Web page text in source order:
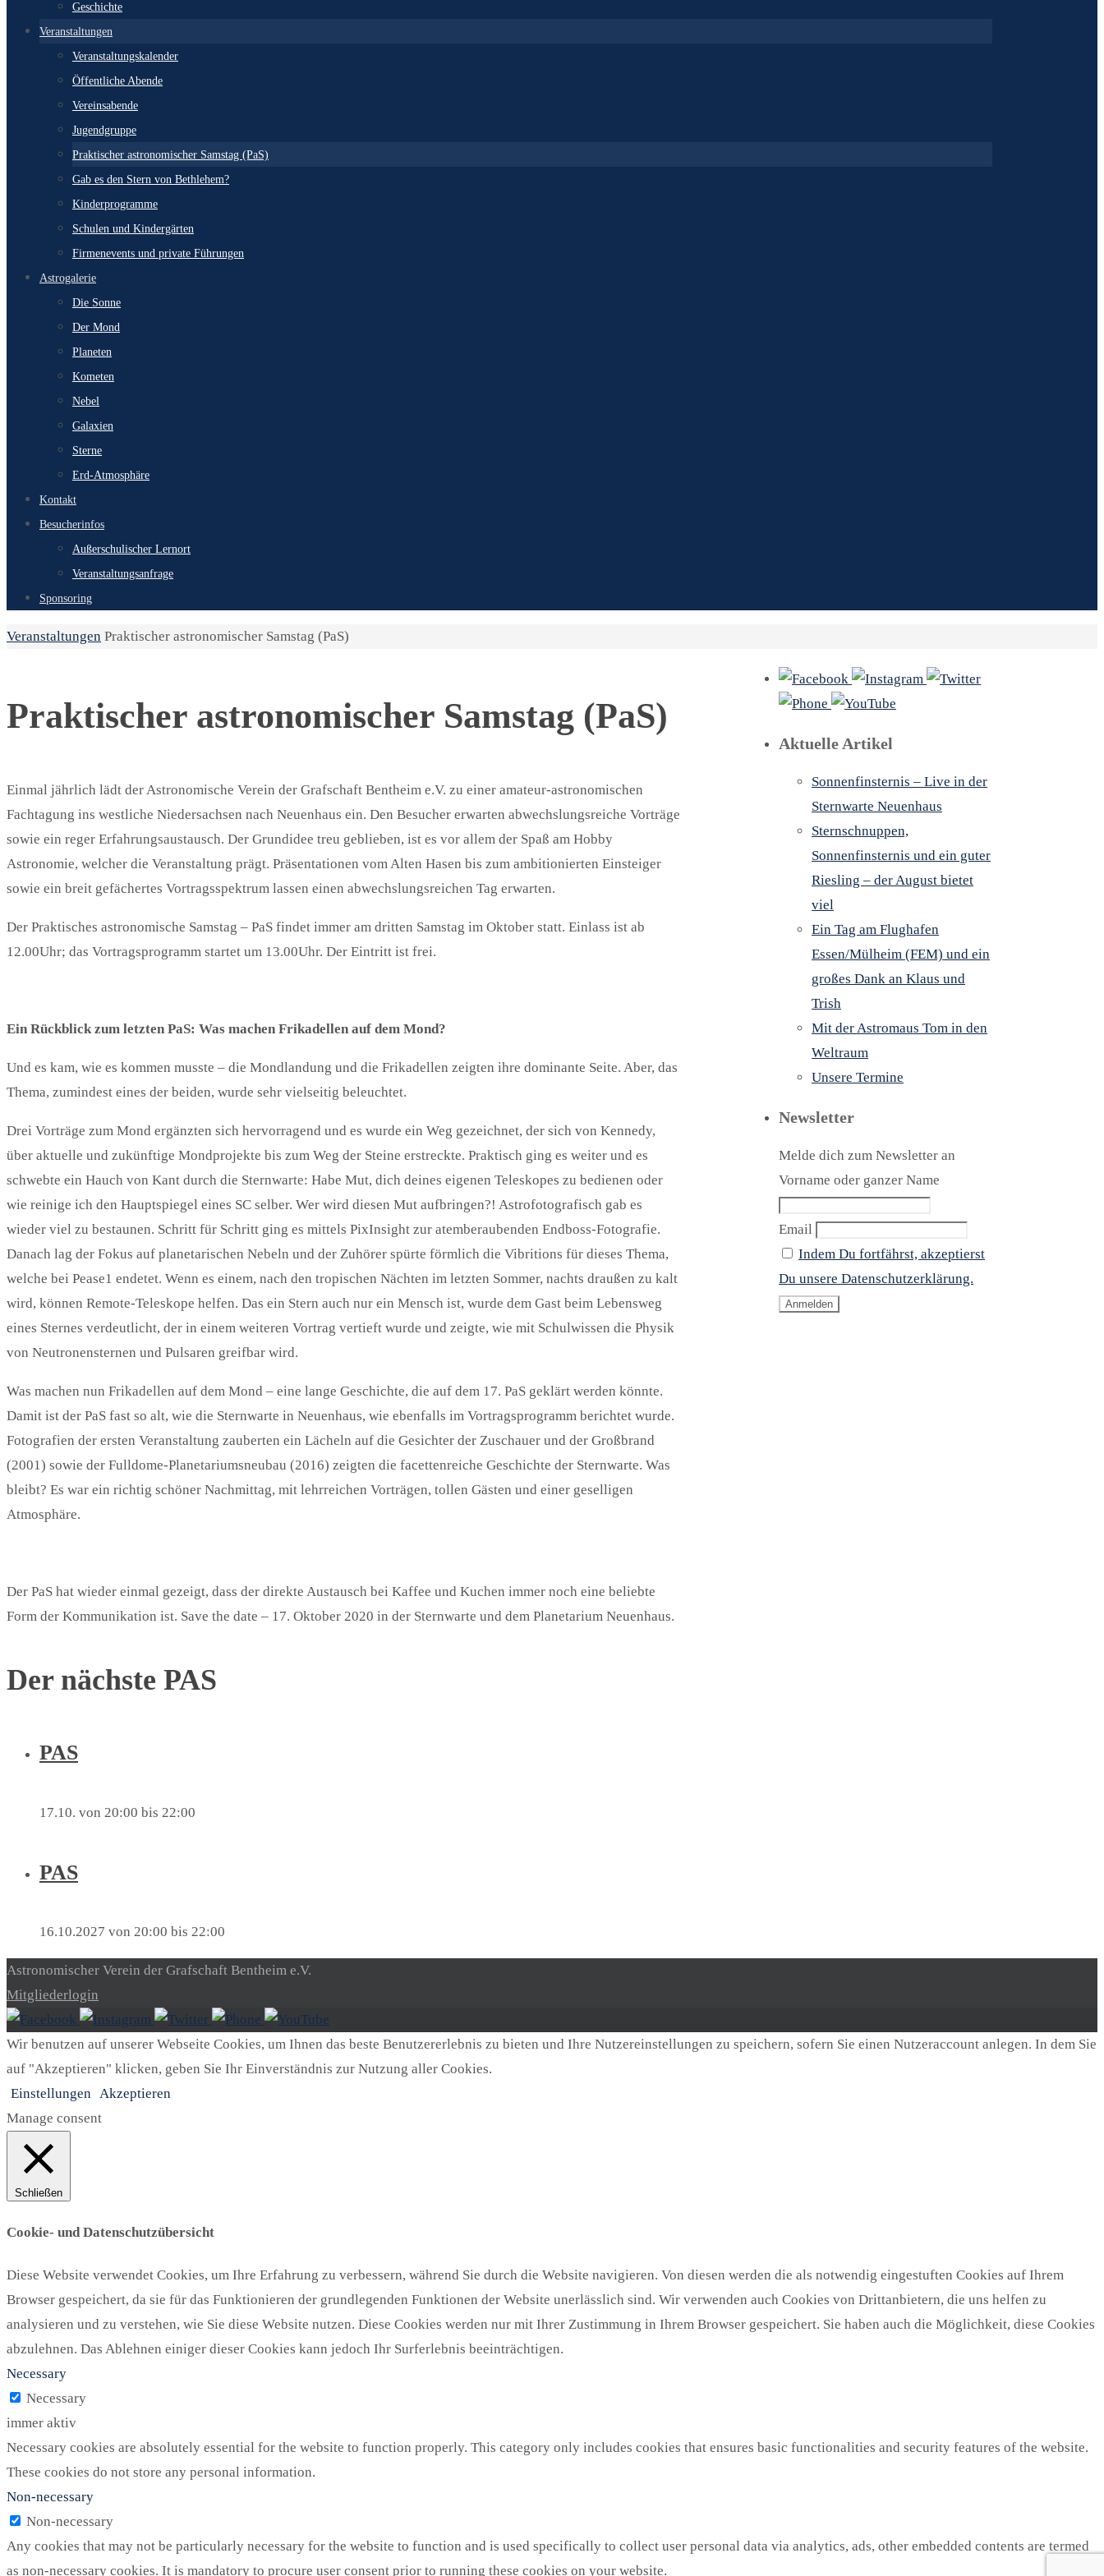
Geschichte
Veranstaltungen
Veranstaltungskalender
Öffentliche Abende
Vereinsabende
Jugendgruppe
Praktischer astronomischer Samstag (PaS)
Gab es den Stern von Bethlehem?
Kinderprogramme
Schulen und Kindergärten
Firmenevents und private Führungen
Astrogalerie
Die Sonne
Der Mond
Planeten
Kometen
Nebel
Galaxien
Sterne
Erd-Atmosphäre
Kontakt
Besucherinfos
Außerschulischer Lernort
Veranstaltungsanfrage
Sponsoring
Start
Veranstaltungen Praktischer astronomischer Samstag (PaS)
Praktischer astronomischer Samstag (PaS)
Einmal jährlich lädt der Astronomische Verein der Grafschaft Bentheim e.V. zu einer amateur-astronomischen
Fachtagung ins westliche Niedersachsen nach Neuenhaus ein. Den Besucher erwarten abwechslungsreiche Vorträge
sowie ein reger Erfahrungsaustausch. Der Grundidee treu geblieben, ist es vor allem der Spaß am Hobby
Astronomie, welcher die Veranstaltung prägt. Präsentationen vom Alten Hasen bis zum ambitionierten Einsteiger
sowie ein breit gefächertes Vortragsspektrum lassen einen abwechslungsreichen Tag erwarten.
Der Praktisches astronomische Samstag – PaS findet immer am dritten Samstag im Oktober statt. Einlass ist ab
12.00Uhr; das Vortragsprogramm startet um 13.00Uhr. Der Eintritt ist frei.
Ein Rückblick zum letzten PaS: Was machen Frikadellen auf dem Mond?
Und es kam, wie es kommen musste – die Mondlandung und die Frikadellen zeigten ihre dominante Seite. Aber, das
Thema, zumindest eines der beiden, wurde sehr vielseitig beleuchtet.
Drei Vorträge zum Mond ergänzten sich hervorragend und es wurde ein Weg gezeichnet, der sich von Kennedy,
über aktuelle und zukünftige Mondprojekte bis zum Weg der Steine erstreckte. Praktisch ging es weiter und es
schwebte ein Hauch von Kant durch die Sternwarte: Habe Mut, dich deines eigenen Teleskopes zu bedienen oder
wie reinige ich den Hauptspiegel eines SC selber. Wer wird diesen Mut aufbringen?! Astrofotografisch gab es
wieder viel zu bestaunen. Schritt für Schritt ging es mittels PixInsight zur atemberaubenden Endboss-Fotografie.
Danach lag der Fokus auf planetarischen Nebeln und der Zuhörer spürte förmlich die Vibritions für dieses Thema,
welche bei Pease1 endetet. Wenn es einem, nach den tropischen Nächten im letzten Sommer, nachts draußen zu kalt
wird, können Remote-Teleskope helfen. Das ein Stern auch nur ein Mensch ist, wurde dem Gast beim Lebensweg
eines Sternes verdeutlicht, der in einem weiteren Vortrag vertieft wurde und zeigte, wie mit Schulwissen die Physik
von Neutronensternen und Pulsaren greifbar wird.
Was machen nun Frikadellen auf dem Mond – eine lange Geschichte, die auf dem 17. PaS geklärt werden könnte.
Damit ist der PaS fast so alt, wie die Sternwarte in Neuenhaus, wie ebenfalls im Vortragsprogramm berichtet wurde.
Fotografien der ersten Veranstaltung zauberten ein Lächeln auf die Gesichter der Zuschauer und der Großbrand
(2001) sowie der Fulldome-Planetariumsneubau (2016) zeigten die facettenreiche Geschichte der Sternwarte. Was
bleibt? Es war ein richtig schöner Nachmittag, mit lehrreichen Vorträgen, tollen Gästen und einer geselligen
Atmosphäre.
Der PaS hat wieder einmal gezeigt, dass der direkte Austausch bei Kaffee und Kuchen immer noch eine beliebte
Form der Kommunikation ist. Save the date – 17. Oktober 2020 in der Sternwarte und dem Planetarium Neuenhaus.
Der nächste PAS
PAS
17.10. von 20:00 bis 22:00
PAS
16.10.2027 von 20:00 bis 22:00
Aktuelle Artikel
Sonnenfinsternis – Live in der
Sternwarte Neuenhaus
Sternschnuppen,
Sonnenfinsternis und ein guter
Riesling – der August bietet
viel
Ein Tag am Flughafen
Essen/Mülheim (FEM) und ein
großes Dank an Klaus und
Trish
Mit der Astromaus Tom in den
Weltraum
Unsere Termine
Newsletter
Melde dich zum Newsletter an
Vorname oder ganzer Name
Email
Indem Du fortfährst, akzeptierst
Du unsere Datenschutzerklärung.
Astronomischer Verein der Grafschaft Bentheim e.V.
Mitgliederlogin
Wir benutzen auf unserer Webseite Cookies, um Ihnen das beste Benutzererlebnis zu bieten und Ihre Nutzereinstellungen zu speichern, sofern Sie einen Nutzeraccount anlegen. In dem Sie
auf "Akzeptieren" klicken, geben Sie Ihr Einverständnis zur Nutzung aller Cookies.
Einstellungen Akzeptieren
Manage consent
Schließen
Cookie- und Datenschutzübersicht
Diese Website verwendet Cookies, um Ihre Erfahrung zu verbessern, während Sie durch die Website navigieren. Von diesen werden die als notwendig eingestuften Cookies auf Ihrem
Browser gespeichert, da sie für das Funktionieren der grundlegenden Funktionen der Website unerlässlich sind. Wir verwenden auch Cookies von Drittanbietern, die uns helfen zu
analysieren und zu verstehen, wie Sie diese Website nutzen. Diese Cookies werden nur mit Ihrer Zustimmung in Ihrem Browser gespeichert. Sie haben auch die Möglichkeit, diese Cookies
abzulehnen. Das Ablehnen einiger dieser Cookies kann jedoch Ihr Surferlebnis beeinträchtigen.
Necessary
Necessary
immer aktiv
Necessary cookies are absolutely essential for the website to function properly. This category only includes cookies that ensures basic functionalities and security features of the website.
These cookies do not store any personal information.
Non-necessary
Non-necessary
Any cookies that may not be particularly necessary for the website to function and is used specifically to collect user personal data via analytics, ads, other embedded contents are termed
as non-necessary cookies. It is mandatory to procure user consent prior to running these cookies on your website.